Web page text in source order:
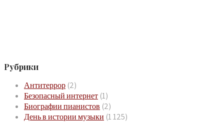
Рубрики
Антитеррор (2)
Безопасный интернет (1)
Биографии пианистов (2)
День в истории музыки (1 125)